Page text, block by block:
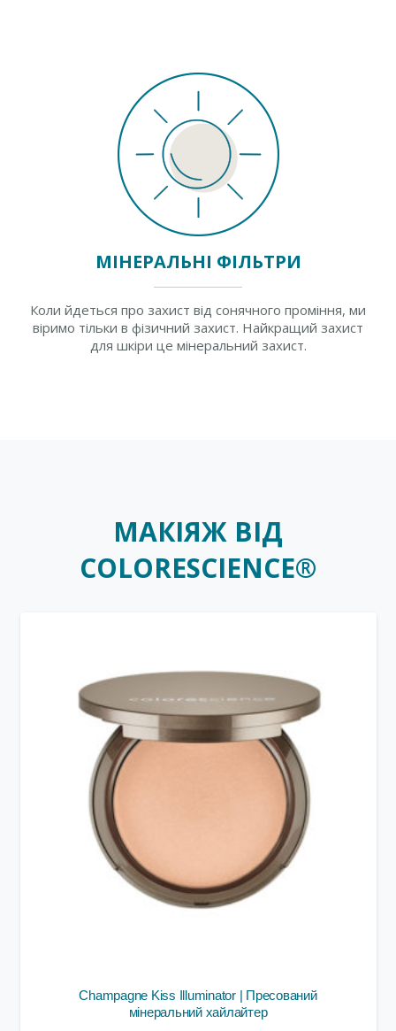
МІНЕРАЛЬНІ ФІЛЬТРИ
Коли йдеться про захист від сонячного проміння, ми
віримо тільки в фізичний захист. Найкращий захист
для шкіри це мінеральний захист.
МАКІЯЖ ВІД
COLORESCIENCE®
Champagne Kiss Illuminator | Пресований
мінеральний хайлайтер